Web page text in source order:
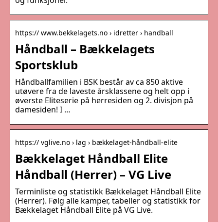
https:// www.bekkelagets.no › idretter › handball
Håndball – Bækkelagets
Sportsklub
Håndballfamilien i BSK består av ca 850 aktive
utøvere fra de laveste årsklassene og helt opp i
øverste Eliteserie på herresiden og 2. divisjon på
damesiden! I …
https:// vglive.no › lag › bækkelaget-håndball-elite
Bækkelaget Håndball Elite
Håndball (Herrer) – VG Live
Terminliste og statistikk Bækkelaget Håndball Elite
(Herrer). Følg alle kamper, tabeller og statistikk for
Bækkelaget Håndball Elite på VG Live.